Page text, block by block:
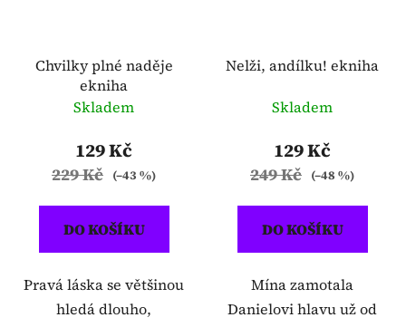
Chvilky plné naděje
ekniha
Skladem
129 Kč
229 Kč (–43 %)
DO KOŠÍKU
Pravá láska se většinou
hledá dlouho,
Nelži, andílku! ekniha
Skladem
129 Kč
249 Kč (–48 %)
DO KOŠÍKU
Mína zamotala
Danielovi hlavu už od